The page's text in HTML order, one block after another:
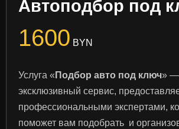
Автоподбор под
1600 BYN
Услуга « Подбор авто под ключ» —
эксклюзивный сервис,
профессиональными экспертами,
поможет вам подобрать и